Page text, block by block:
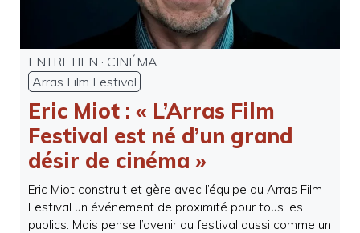
ENTRETIEN · CINÉMA
Arras Film Festival
Eric Miot : « L’Arras Film
Festival est né d’un grand
désir de cinéma »
Eric Miot construit et gère avec l’équipe du Arras Film
Festival un événement de proximité pour tous les
publics. Mais pense l’avenir du festival aussi comme un